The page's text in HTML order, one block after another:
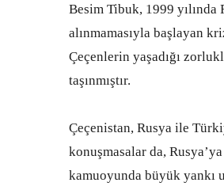
Besim Tibuk, 1999 yılında
alınmamasıyla başlayan
Çeçenlerin yaşadığı
taşınmıştır.
Çeçenistan, Rusya ile
konuşmasalar da,
kamuoyunda büyük yankı